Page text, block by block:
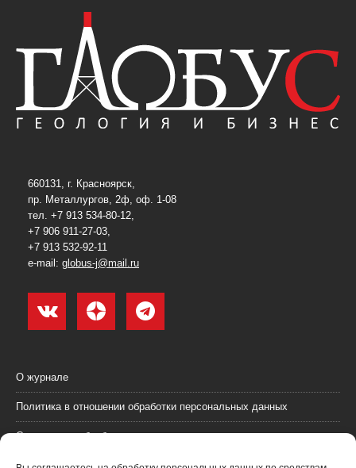
660131, г. Красноярск,
пр. Металлургов, 2ф, оф. 1-08
тел. +7 913 534-80-12,
+7 906 911-27-03,
+7 913 532-92-11
e-mail: globus-j@mail.ru
О журнале
Политика в отношении обработки персональных данных
Согласие на обработку персональных данных
Пользовательское соглашение (оферта)